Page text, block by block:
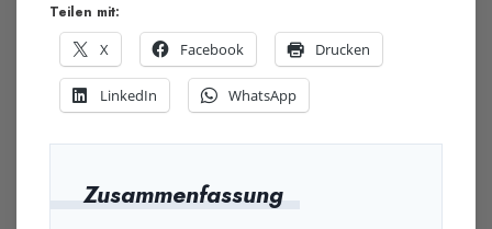
Zusammenfassung
Teilen mit:
X
Facebook Drucken
LinkedIn WhatsApp